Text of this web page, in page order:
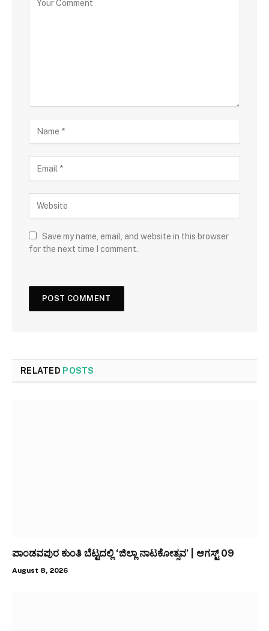
Save my name, email, and website in this browser
for the next time I comment.
RELATED POSTS
ಪಾಂಡವಪುರ ಕುಂತಿ ಬೆಟ್ಟದಲ್ಲಿ ‘ಜಿಲ್ಲಾ ನಾಟಕೋತ್ಸವ’ | ಆಗಸ್ಟ್ 09
August 8, 2026